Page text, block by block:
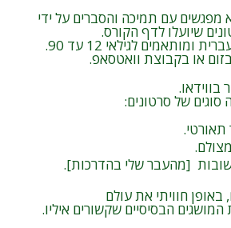
מפגשים עם תמיכה והסברים על ידי
שיועלו לדף הקורס.
ומותאמים לגילאי 12 עד 90.
או בקבוצת וואטסאפ.
סוגים של סרטונים:
[מהעבר שלי בהדרכות].
חוויתי את עולם
הבסיסיים שקשורים איליו.